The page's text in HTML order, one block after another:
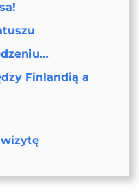
Finlandią a
wizytę